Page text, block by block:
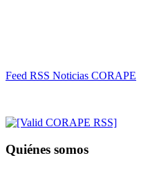
Feed RSS Noticias CORAPE
Quiénes somos